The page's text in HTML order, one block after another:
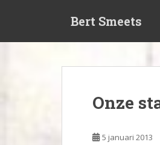
Bert Smeets
Onze
5 januari 2013